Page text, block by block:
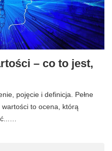
– co to jest,
pojęcie i definicja. Pełne
wartości to ocena, którą